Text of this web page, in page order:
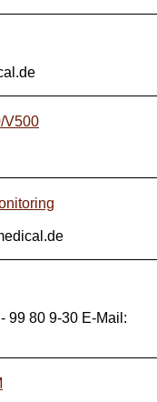
.de
V500
.de
99 80 9-30 E-Mail: